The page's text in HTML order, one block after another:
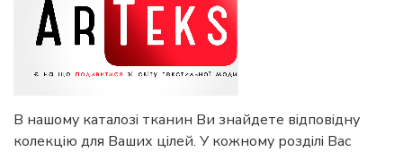
В нашому каталозі тканин Ви знайдете відповідну
колекцію для Ваших цілей. У кожному розділі Вас